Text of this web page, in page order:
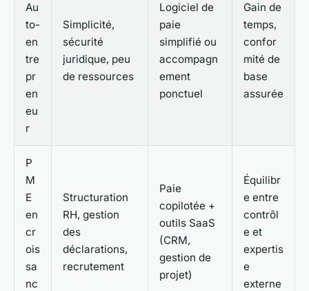
Au
to-
en
tre
pr
en
eu
r
Simplicité,
sécurité
juridique, peu
de ressources
Logiciel de
paie
simplifié ou
accompagn
ement
ponctuel
Gain de
temps,
confor
mité de
base
assurée
P
M
E
en
cr
ois
sa
nc
Structuration
RH, gestion
des
déclarations,
recrutement
Paie
copilotée +
outils SaaS
(CRM,
gestion de
projet)
Équilibr
e entre
contrôl
e et
expertis
e
externe